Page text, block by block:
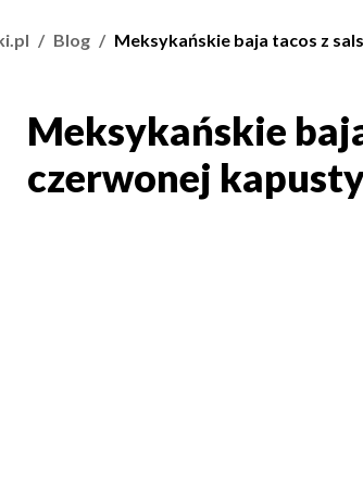
Blog Meksykańskie baja tacos z
Meksykańskie
Meksykańskie
czerwonej